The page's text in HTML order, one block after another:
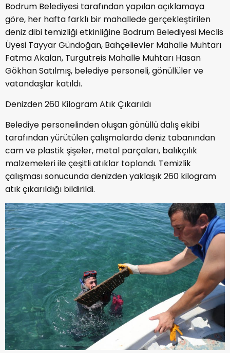
Bodrum Belediyesi tarafından yapılan açıklamaya
göre, her hafta farklı bir mahallede gerçekleştirilen
deniz dibi temizliği etkinliğine Bodrum Belediyesi Meclis
Üyesi Tayyar Gündoğan, Bahçelievler Mahalle Muhtarı
Fatma Akalan, Turgutreis Mahalle Muhtarı Hasan
Gökhan Satılmış, belediye personeli, gönüllüler ve
vatandaşlar katıldı.
Denizden 260 Kilogram Atık Çıkarıldı
Belediye personelinden oluşan gönüllü dalış ekibi
tarafından yürütülen çalışmalarda deniz tabanından
cam ve plastik şişeler, metal parçaları, balıkçılık
malzemeleri ile çeşitli atıklar toplandı. Temizlik
çalışması sonucunda denizden yaklaşık 260 kilogram
atık çıkarıldığı bildirildi.